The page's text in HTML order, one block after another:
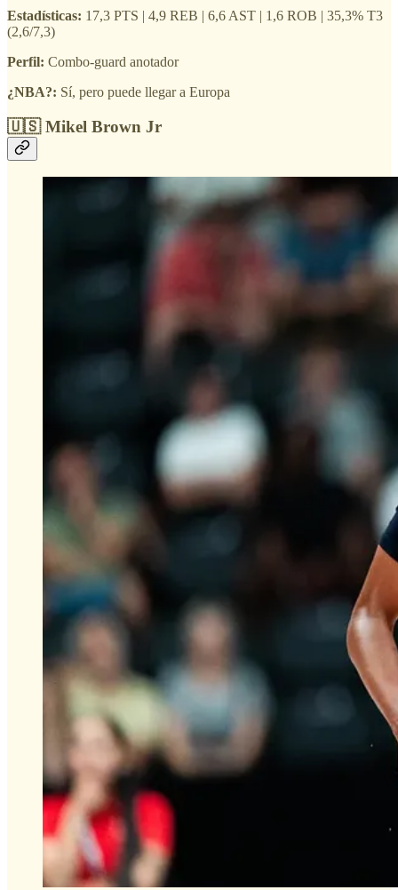
Estadísticas: 17,3 PTS | 4,9 REB | 6,6 AST | 1,6 ROB | 35,3% T3
(2,6/7,3)
Perfil: Combo-guard anotador
¿NBA?: Sí, pero puede llegar a Europa
🇺🇸 Mikel Brown Jr